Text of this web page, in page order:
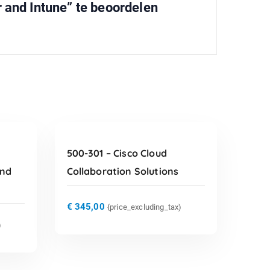
Intune” te beoordelen
500-301 – Cisco Cloud
Collaboration Solutions
€ 345,00 {price_excluding_tax)